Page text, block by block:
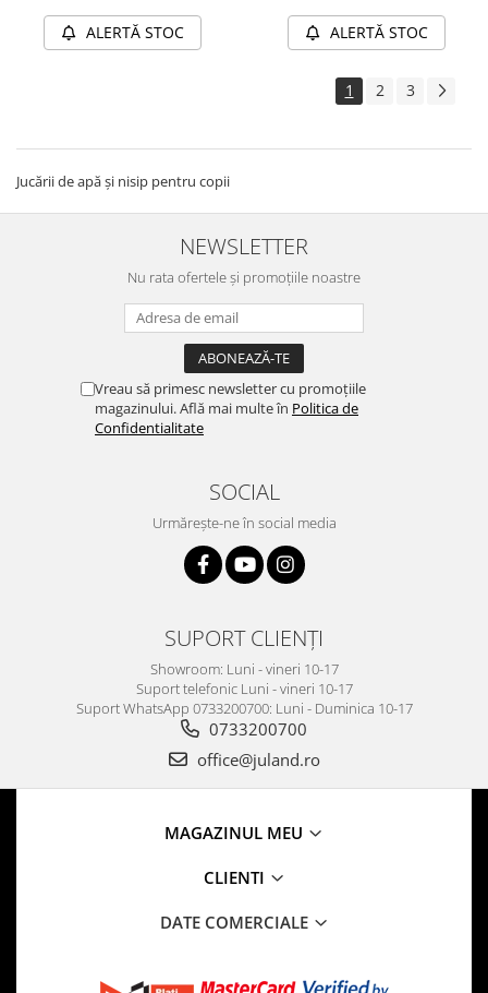
ALERTĂ STOC ALERTĂ STOC
1 2 3
Jucării de apă și nisip pentru copii
NEWSLETTER
Nu rata ofertele și promoțiile noastre
Vreau să primesc newsletter cu promoțiile
magazinului. Află mai multe în Politica de
Confidentialitate
SOCIAL
Urmărește-ne în social media
SUPORT CLIENȚI
Showroom: Luni - vineri 10-17
Suport telefonic Luni - vineri 10-17
Suport WhatsApp 0733200700: Luni - Duminica 10-17
0733200700
office@juland.ro
MAGAZINUL MEU
CLIENTI
DATE COMERCIALE